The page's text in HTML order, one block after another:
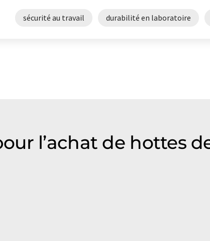
sécurité au travail durabilité en laboratoire
l’achat de hottes